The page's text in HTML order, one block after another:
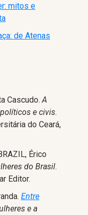
mitos e
de Atenas
Cascudo.A
e civis.
do Ceará,
Érico
do Brasil.
Editor.
Entre
e a